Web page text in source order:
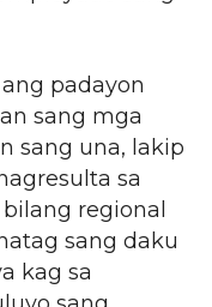
padayon
sang mga
sang una, lakip
sa
regional
sang daku
kag sa